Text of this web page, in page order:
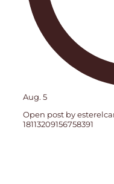
Aug. 5
Open post by
18113209156758391